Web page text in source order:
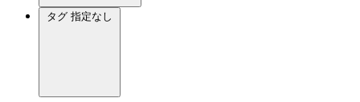
タグ 指定なし